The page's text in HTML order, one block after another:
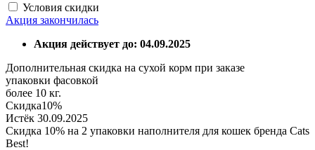
Условия скидки
Акция закончилась
Акция действует до: 04.09.2025
Дополнительная скидка на сухой корм при заказе
упаковки фасовкой
более 10 кг.
Скидка10%
Истёк 30.09.2025
Скидка 10% на 2 упаковки наполнителя для кошек бренда Cats
Best!